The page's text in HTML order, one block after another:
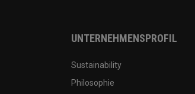
UNTERNEHMENSPROFIL
Sustainability
Philosophie